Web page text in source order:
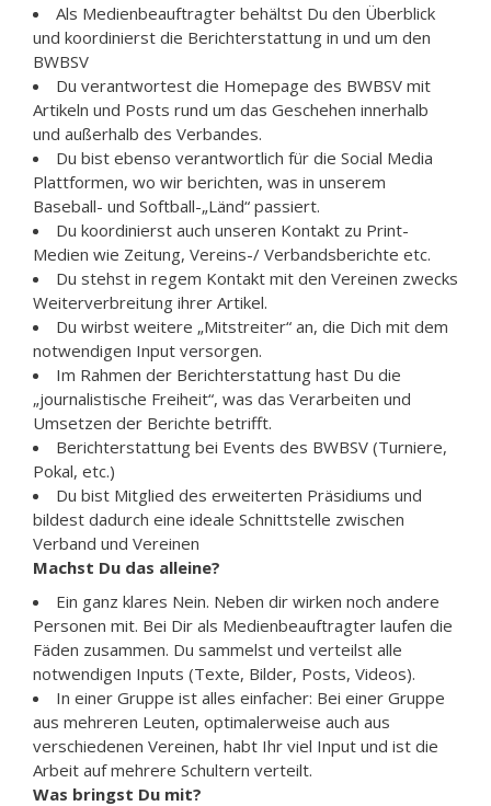
Als Medienbeauftragter behältst Du den Überblick
und koordinierst die Berichterstattung in und um den
BWBSV
Du verantwortest die Homepage des BWBSV mit
Artikeln und Posts rund um das Geschehen innerhalb
und außerhalb des Verbandes.
Du bist ebenso verantwortlich für die Social Media
Plattformen, wo wir berichten, was in unserem
Baseball- und Softball-„Länd“ passiert.
Du koordinierst auch unseren Kontakt zu Print-
Medien wie Zeitung, Vereins-/ Verbandsberichte etc.
Du stehst in regem Kontakt mit den Vereinen zwecks
Weiterverbreitung ihrer Artikel.
Du wirbst weitere „Mitstreiter“ an, die Dich mit dem
notwendigen Input versorgen.
Im Rahmen der Berichterstattung hast Du die
„journalistische Freiheit“, was das Verarbeiten und
Umsetzen der Berichte betrifft.
Berichterstattung bei Events des BWBSV (Turniere,
Pokal, etc.)
Du bist Mitglied des erweiterten Präsidiums und
bildest dadurch eine ideale Schnittstelle zwischen
Verband und Vereinen
Machst Du das alleine?
Ein ganz klares Nein. Neben dir wirken noch andere
Personen mit. Bei Dir als Medienbeauftragter laufen die
Fäden zusammen. Du sammelst und verteilst alle
notwendigen Inputs (Texte, Bilder, Posts, Videos).
In einer Gruppe ist alles einfacher: Bei einer Gruppe
aus mehreren Leuten, optimalerweise auch aus
verschiedenen Vereinen, habt Ihr viel Input und ist die
Arbeit auf mehrere Schultern verteilt.
Was bringst Du mit?